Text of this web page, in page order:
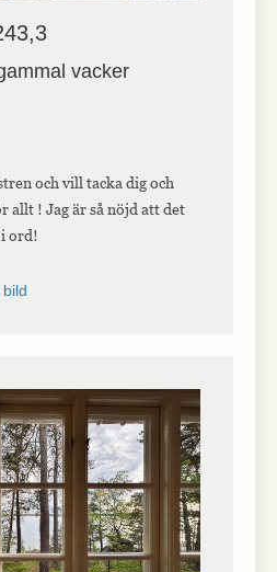
vacker
och vill tacka dig och
allt ! Jag är så nöjd att det
ord!